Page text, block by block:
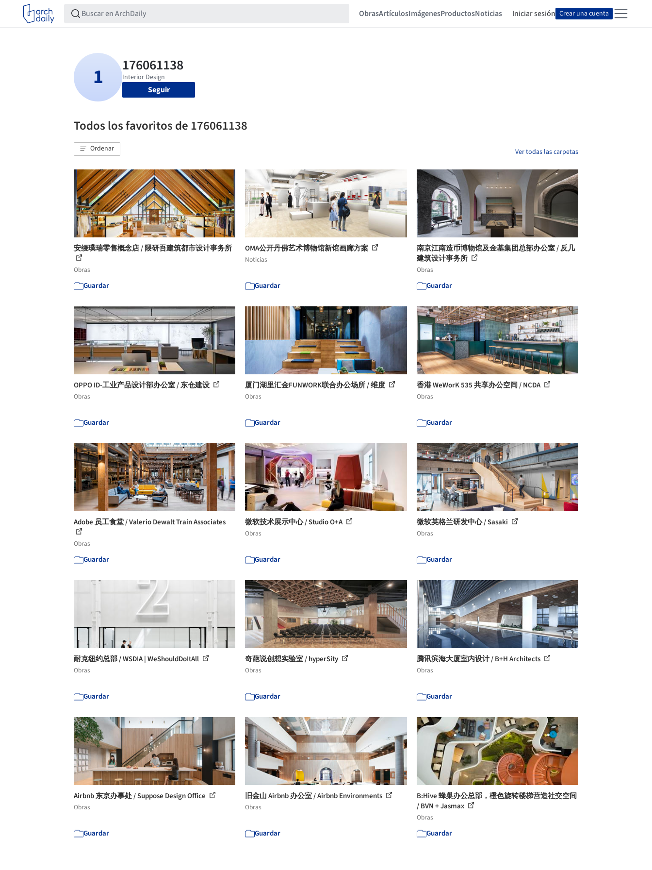
ObrasArtículosImágenesProductosNoticias Iniciar sesión Crear una cuenta
Seguir
Todos los favoritos de 176061138
Ordenar Ver todas las carpetas
安缦璞瑞零售概念店 / 隈研吾建筑都市设计事务所
Obras
Guardar
OMA公开丹佛艺术博物馆新馆画廊方案
Noticias
Guardar
南京江南造币博物馆及金基集团总部办公室 / 反几
建筑设计事务所
Obras
Guardar
OPPO ID-工业产品设计部办公室 / 东仓建设
Obras
Guardar
厦门湖里汇金FUNWORK联合办公场所 / 维度
Obras
Guardar
香港 WeWorK 535 共享办公空间 / NCDA
Obras
Guardar
Adobe 员工食堂 / Valerio Dewalt Train Associates
Obras
Guardar
微软技术展示中心 / Studio O+A
Obras
Guardar
微软英格兰研发中心 / Sasaki
Obras
Guardar
耐克纽约总部 / WSDIA | WeShouldDoItAll
Obras
Guardar
奇葩说创想实验室 / hyperSity
Obras
Guardar
腾讯滨海大厦室内设计 / B+H Architects
Obras
Guardar
Airbnb 东京办事处 / Suppose Design Office
Obras
Guardar
旧金山 Airbnb 办公室 / Airbnb Environments
Obras
Guardar
B:Hive 蜂巢办公总部，橙色旋转楼梯营造社交空间
/ BVN + Jasmax
Obras
Guardar